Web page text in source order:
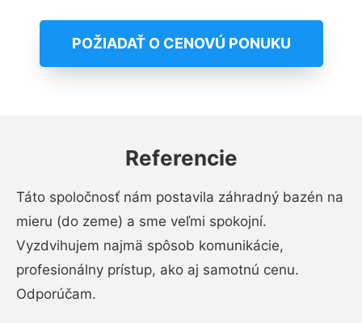
POŽIADAŤ O CENOVÚ PONUKU
Referencie
Táto spoločnosť nám postavila záhradný bazén na
mieru (do zeme) a sme veľmi spokojní.
Vyzdvihujem najmä spôsob komunikácie,
profesionálny prístup, ako aj samotnú cenu.
Odporúčam.